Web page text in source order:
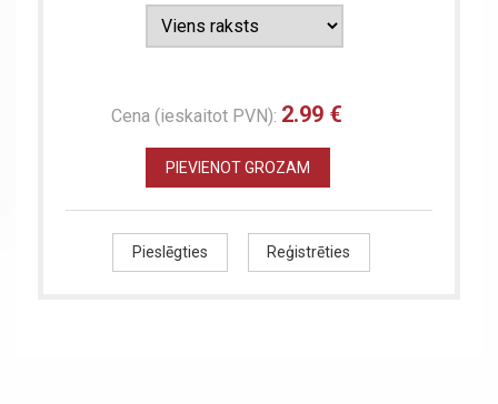
Cena (ieskaitot PVN): 2.99 €
PIEVIENOT GROZAM
Pieslēgties Reģistrēties